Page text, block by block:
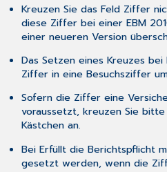
ICD-
Code
Genehmigungspflicht
Erforderliche
Zusätze
Anzahlbedingungen
Gebührennummern
Zulässige
Ärzte
Zulässige
Kreuzen Sie das Feld Ziffer
diese Ziffer bei einer EBM
einer neueren Version
Das Setzen eines Kreuzes bei
Ziffer in eine Besuchsziffer
Sofern die Ziffer eine
voraussetzt, kreuzen Sie
Kästchen an.
Bei Erfüllt die Berichtspflicht
gesetzt werden, wenn die